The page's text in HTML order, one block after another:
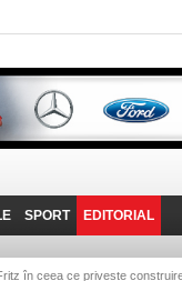
DE VIAȚĂ
SPORT EDITORIAL
DE VICTOR
în ceea ce privește